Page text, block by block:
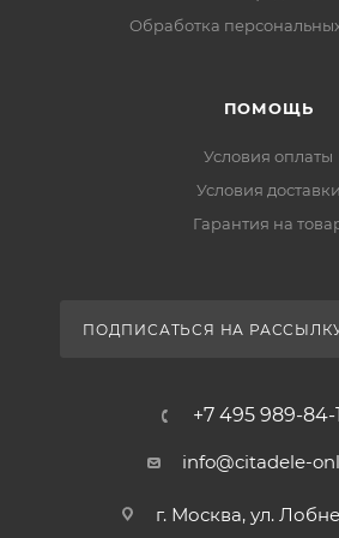
Обработка
ПОМОЩЬ
Условия оплаты
Условия доставки
Гарантия на
ПОДПИСАТЬСЯ НА
+7 495 989-84-
info@citadele-
г. Москва, ул.